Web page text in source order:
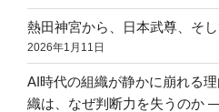
熱田神宮から、日本武尊、そ
2026年1月11日
AI時代の組織が静かに崩れる
織は、なぜ判断力を失うのか